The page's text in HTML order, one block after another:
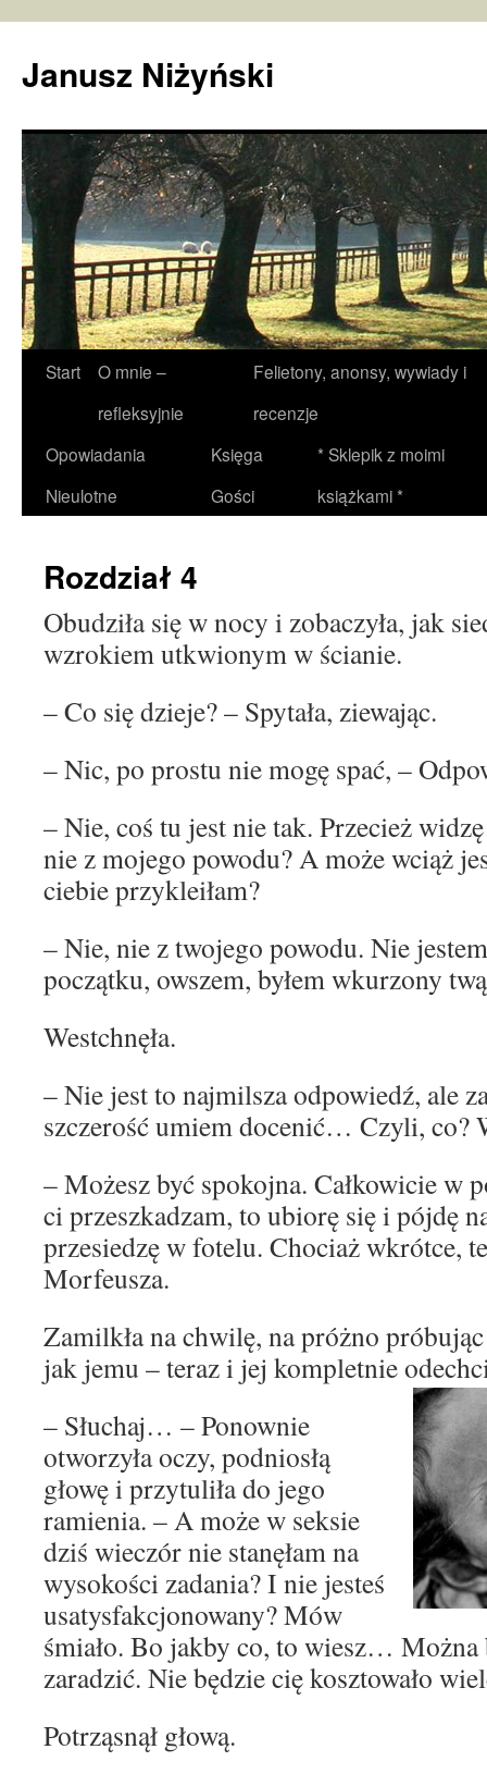
Janusz Niżyński
Przejdź
treści
Start
O mnie –
refleksyjnie
Felietony, anonsy, wywiady i
recenzje
Opowiadania
Nieulotne
Księga
Gości
* Sklepik z moimi
książkami *
Rozdział 4
Obudziła się w nocy i zobaczyła, jak
wzrokiem utkwionym w ścianie.
– Co się dzieje? – Spytała, ziewając.
– Nic, po prostu nie mogę spać, –
– Nie, coś tu jest nie tak. Przecież
nie z mojego powodu? A może wciąż
ciebie przykleiłam?
– Nie, nie z twojego powodu. Nie
początku, owszem, byłem wkurzony
Westchnęła.
– Nie jest to najmilsza odpowiedź, ale
szczerość umiem docenić… Czyli, co?
– Możesz być spokojna. Całkowicie
ci przeszkadzam, to ubiorę się i pójdę
przesiedzę w fotelu. Chociaż wkrótce,
Morfeusza.
Zamilkła na chwilę, na próżno
jak jemu – teraz i jej kompletnie
– Słuchaj… – Ponownie
otworzyła oczy, podniosłą
głowę i przytuliła do jego
ramienia. – A może w seksie
dziś wieczór nie stanęłam na
wysokości zadania? I nie jesteś
usatysfakcjonowany? Mów
śmiało. Bo jakby co, to wiesz… Można
zaradzić. Nie będzie cię kosztowało
Potrząsnął głową.